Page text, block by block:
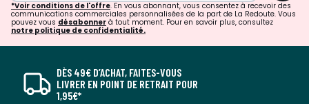
*Voir conditions de l'offre. En vous abonnant, vous consentez à recevoir des
communications commerciales personnalisées de la part de La Redoute. Vous
pouvez vous désabonner à tout moment. Pour en savoir plus, consultez
notre politique de confidentialité.
DÈS 49€ D’ACHAT, FAITES-VOUS
LIVRER EN POINT DE RETRAIT POUR
1,95€*